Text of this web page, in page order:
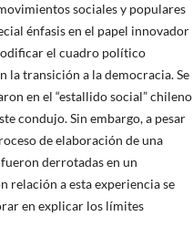
sociales y populares
énfasis en el papel innovador
el cuadro político
la transición a la democracia. Se
en el “estallido social” chileno
condujo. Sin embargo, a pesar
de elaboración de una
derrotadas en un
relación a esta experiencia se
en explicar los límites